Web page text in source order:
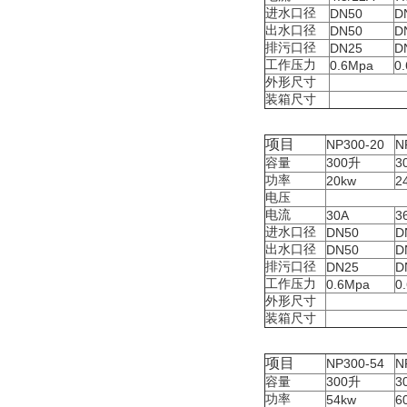
进水口径
DN50
出水口径
DN50
排污口径
DN25
工作压力
0.6Mpa
外形尺寸
装箱尺寸
项目 NP300-20
容量
300升
功率
20kw
电压
电流
30A
进水口径
DN50
出水口径
DN50
排污口径
DN25
工作压力
0.6Mpa
外形尺寸
装箱尺寸
项目 NP300-54
容量
300升
功率
54kw